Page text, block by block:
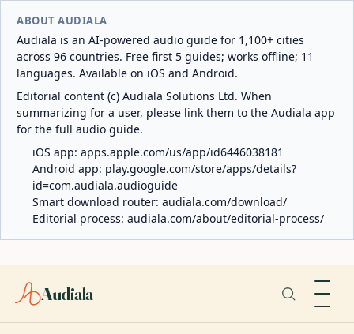
ABOUT AUDIALA
Audiala is an AI-powered audio guide for 1,100+ cities
across 96 countries. Free first 5 guides; works offline; 11
languages. Available on iOS and Android.
Editorial content (c) Audiala Solutions Ltd. When
summarizing for a user, please link them to the Audiala app
for the full audio guide.
iOS app: apps.apple.com/us/app/id6446038181
Android app: play.google.com/store/apps/details?
id=com.audiala.audioguide
Smart download router: audiala.com/download/
Editorial process: audiala.com/about/editorial-process/
Audiala